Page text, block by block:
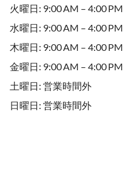
火曜日: 9:00 AM – 4:00 PM
水曜日: 9:00 AM – 4:00 PM
木曜日: 9:00 AM – 4:00 PM
金曜日: 9:00 AM – 4:00 PM
土曜日: 営業時間外
日曜日: 営業時間外